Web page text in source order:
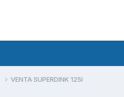
VENTA SUPERDINK 125I